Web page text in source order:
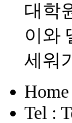
대학
이와
세워
Tel :